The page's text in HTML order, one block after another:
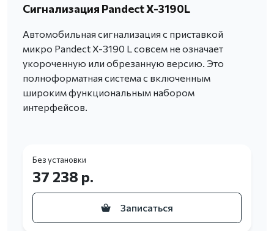
Сигнализация Pandect X-3190L
Автомобильная сигнализация с приставкой
микро Pandect X-3190 L совсем не означает
укороченную или обрезанную версию. Это
полноформатная система с включенным
широким функциональным набором
интерфейсов.
Без установки
37 238 р.
Записаться